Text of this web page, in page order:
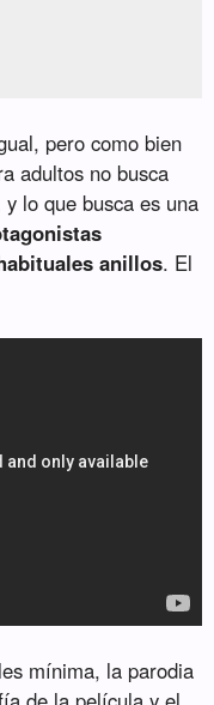
pero como bien
adultos no busca
lo que busca es una
anillos. El
mínima, la parodia